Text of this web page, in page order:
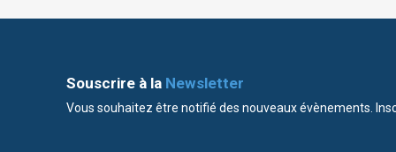
Souscrire à la Newsletter
Vous souhaitez être notifié des nouveaux évènements.